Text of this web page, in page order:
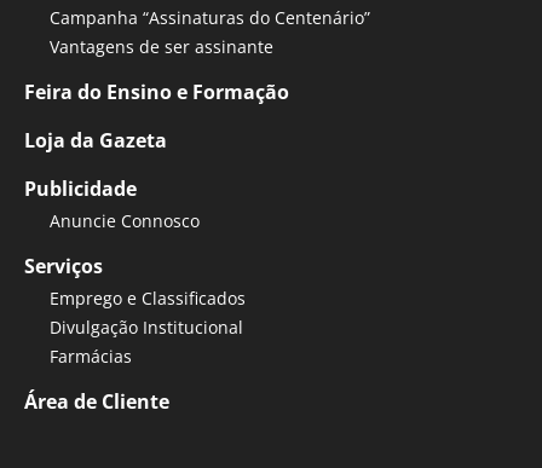
Campanha “Assinaturas do Centenário”
Vantagens de ser assinante
Feira do Ensino e Formação
Loja da Gazeta
Publicidade
Anuncie Connosco
Serviços
Emprego e Classificados
Divulgação Institucional
Farmácias
Área de Cliente